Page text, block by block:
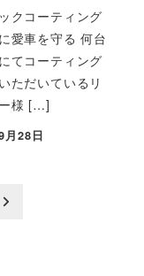
クコーティング
愛車を守る 何台
てコーティング
ただいているリ
様 […]
月28日